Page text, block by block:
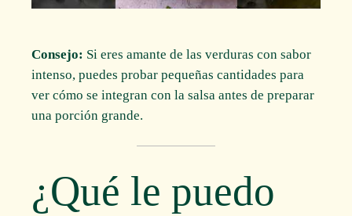
Consejo: Si eres amante de las verduras con sabor
intenso, puedes probar pequeñas cantidades para
ver cómo se integran con la salsa antes de preparar
una porción grande.
¿Qué le puedo